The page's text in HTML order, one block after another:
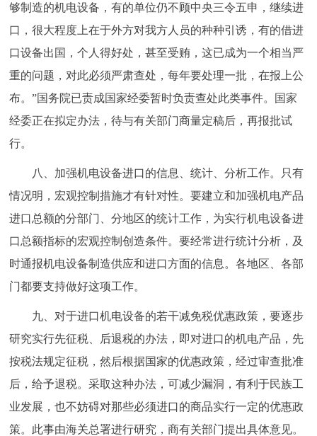
够制造的机电设备，有的单位仍不顾中央三令五申，继续进
口，很大程度上在于外方对我方人员的种种引诱，有的借进
口设备出国，个人得好处，甚至受贿，这已成为一个相当严
重的问题，对此必须严肃查处，每年要处理一批，在报上公
布。”国务院已责成国家经委暂时负责查处此类事件。国家
经委正在拟定办法，待与有关部门商量定稿后，再报批试
行。
八、加强机电设备进口的信息、统计、分析工作。只有
情况明，宏观控制措施才有针对性。要建立和加强机电产品
进口总额的分部门、分地区的统计工作，为实行机电设备进
口总额指标的宏观控制创造条件。要经常进行统计分析，及
时通报机电设备制造供应和进口方面的信息。各地区、各部
门都要支持做好这项工作。
九、对于进口机电设备的若干减免税优惠政策，要逐步
研究实行先征税、后退税的办法，即对进口的机电产品，先
按税法规定征税，然后根据国家的优惠政策，经过审查批准
后，给予退税。采取这种办法，可减少漏洞，有利于民族工
业发展，也不妨碍对那些必须进口的商品实行一定的优惠政
策。此事由海关总署进行研究，商有关部门提出具体意见。